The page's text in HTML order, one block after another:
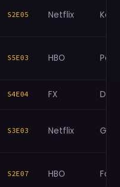
S2E05 Netflix
S5E03 HBO
S4E04 FX
S3E03 Netflix
S2E07 HBO